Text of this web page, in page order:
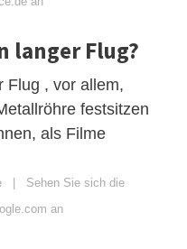
langer Flug?
Flug , vor allem,
festsitzen
als Filme
| Sehen Sie sich die
an